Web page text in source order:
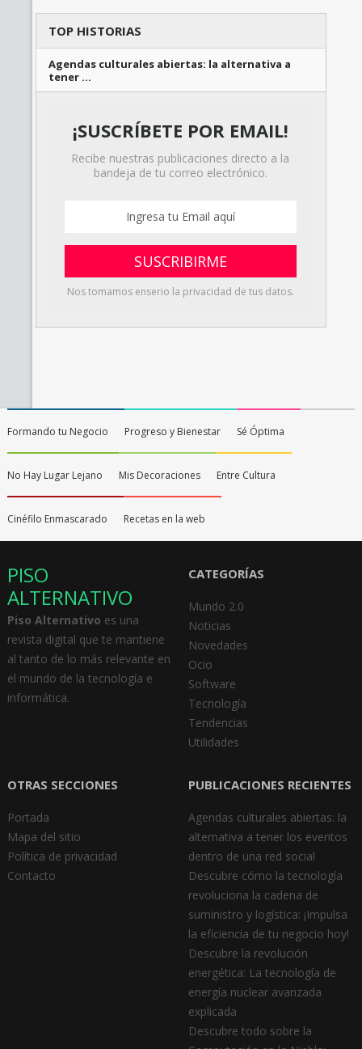
TOP HISTORIAS
Agendas culturales abiertas: la alternativa a
tener …
¡SUSCRÍBETE POR EMAIL!
Recibe nuestras publicaciones directo a la
bandeja de tu correo electrónico.
Nos tomamos enserio la privacidad de tus datos.
Formando tu Negocio Progreso y Bienestar Sé Óptima
No Hay Lugar Lejano Mis Decoraciones Entre Cultura
Cinéfilo Enmascarado Recetas en la web
PISO
ALTERNATIVO
Piso Alternativo es una
revista digital que te mantiene
al tanto de lo más relevante en
el mundo de la tecnología e
informática.
CATEGORÍAS
Mundo 2.0
Noticias
Novedades
Ocio
Software
Tecnología
Tendencias
Utilidades
OTRAS SECCIONES
Portada
Mapa del sitio
Política de privacidad
Contacto
PUBLICACIONES RECIENTES
Agendas culturales abiertas: la
alternativa a tener los eventos
dentro de una red social
Descubre cómo la tecnología
revoluciona la cadena de
suministro y logística: ¡Impulsa
la eficiencia de tu negocio hoy!
Descubre la revolución
energética: La tecnología de
energía nuclear avanzada
explicada
Descubre todo sobre la